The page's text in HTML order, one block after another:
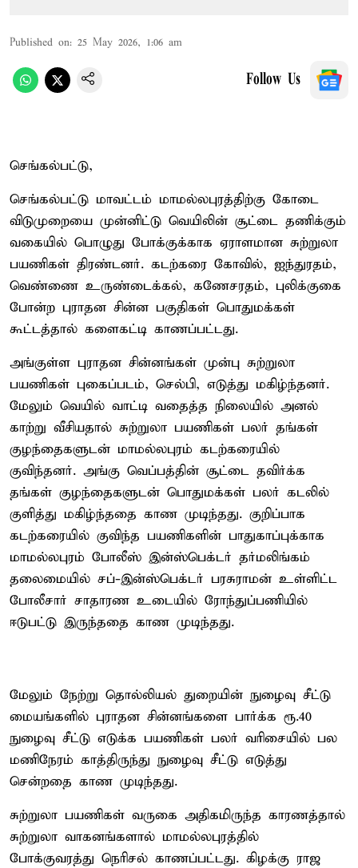
Published on: 25 May 2026, 1:06 am
Follow Us
செங்கல்பட்டு,
செங்கல்பட்டு மாவட்டம் மாமல்லபுரத்திற்கு கோடை
விடுமுறையை முன்னிட்டு வெயிலின் சூட்டை தணிக்கும்
வகையில் பொழுது போக்குக்காக ஏராளமான சுற்றுலா
பயணிகள் திரண்டனர். கடற்கரை கோவில், ஐந்துரதம்,
வெண்ணை உருண்டைக்கல், கணேசரதம், புலிக்குகை
போன்ற புராதன சின்ன பகுதிகள் பொதுமக்கள்
கூட்டத்தால் களைகட்டி காணப்பட்டது.
அங்குள்ள புராதன சின்னங்கள் முன்பு சுற்றுலா
பயணிகள் புகைப்படம், செல்பி, எடுத்து மகிழ்ந்தனர்.
மேலும் வெயில் வாட்டி வதைத்த நிலையில் அனல்
காற்று வீசியதால் சுற்றுலா பயணிகள் பலர் தங்கள்
குழந்தைகளுடன் மாமல்லபுரம் கடற்கரையில்
குவிந்தனர். அங்கு வெப்பத்தின் சூட்டை தவிர்க்க
தங்கள் குழந்தைகளுடன் பொதுமக்கள் பலர் கடலில்
குளித்து மகிழ்ந்ததை காண முடிந்தது. குறிப்பாக
கடற்கரையில் குவிந்த பயணிகளின் பாதுகாப்புக்காக
மாமல்லபுரம் போலீஸ் இன்ஸ்பெக்டர் தர்மலிங்கம்
தலைமையில் சப்-இன்ஸ்பெக்டர் பரசுராமன் உள்ளிட்ட
போலீசார் சாதாரண உடையில் ரோந்துப்பணியில்
ஈடுபட்டு இருந்ததை காண முடிந்தது.
மேலும் நேற்று தொல்லியல் துறையின் நுழைவு சீட்டு
மையங்களில் புராதன சின்னங்களை பார்க்க ரூ.40
நுழைவு சீட்டு எடுக்க பயணிகள் பலர் வரிசையில் பல
மணிநேரம் காத்திருந்து நுழைவு சீட்டு எடுத்து
சென்றதை காண முடிந்தது.
சுற்றுலா பயணிகள் வருகை அதிகமிருந்த காரணத்தால்
சுற்றுலா வாகனங்களால் மாமல்லபுரத்தில்
போக்குவரத்து நெரிசல் காணப்பட்டது. கிழக்கு ராஜ